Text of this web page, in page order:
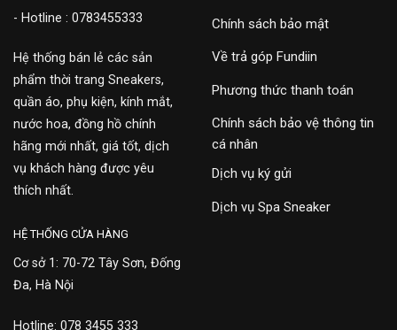
- Hotline : 0783455333
Hệ thống bán lẻ các sản
phẩm thời trang Sneakers,
quần áo, phụ kiện, kính mắt,
nước hoa, đồng hồ chính
hãng mới nhất, giá tốt, dịch
vụ khách hàng được yêu
thích nhất.
Chính sách bảo mật
Về trả góp Fundiin
Phương thức thanh toán
Chính sách bảo vệ thông tin
cá nhân
Dịch vụ ký gửi
Dịch vụ Spa Sneaker
HỆ THỐNG CỬA HÀNG
Cơ sở 1: 70-72 Tây Sơn, Đống
Đa, Hà Nội
Hotline: 078 3455 333